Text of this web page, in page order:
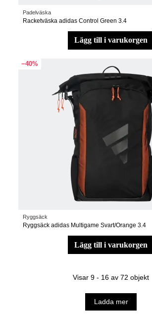
Padelväska
Racketväska adidas Control Green 3.4
lägg till i varukorgen
−40%
Ryggsäck
Ryggsäck adidas Multigame Svart/Orange 3.4
lägg till i varukorgen
Visar 9 - 16 av 72 objekt
Ladda mer